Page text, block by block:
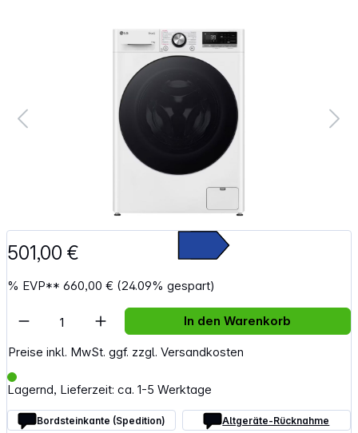
501,00 €
% EVP**660,00 € (24.09% gespart)
Preise inkl. MwSt. ggf. zzgl. Versandkosten
Lagernd, Lieferzeit: ca. 1-5 Werktage
Bordsteinkante (Spedition) Altgeräte-Rücknahme
Artikel Anzahl: Gib den gewünschten
In den Warenkorb